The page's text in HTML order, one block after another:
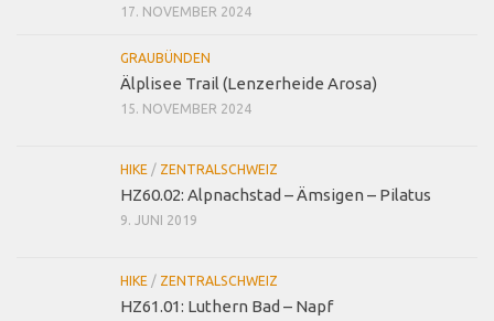
17. NOVEMBER 2024
GRAUBÜNDEN
Älplisee Trail (Lenzerheide Arosa)
15. NOVEMBER 2024
HIKE / ZENTRALSCHWEIZ
HZ60.02: Alpnachstad – Ämsigen – Pilatus
9. JUNI 2019
HIKE / ZENTRALSCHWEIZ
HZ61.01: Luthern Bad – Napf